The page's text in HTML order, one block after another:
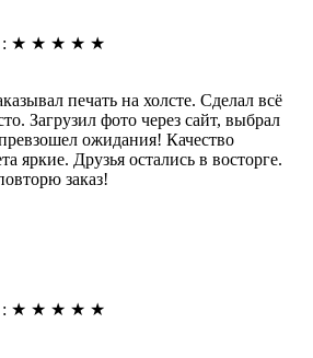
: ★ ★ ★ ★ ★
печать на холсте. Сделал всё
Загрузил фото через сайт, выбрал
ожидания! Качество
яркие. Друзья остались в восторге.
заказ!
: ★ ★ ★ ★ ★